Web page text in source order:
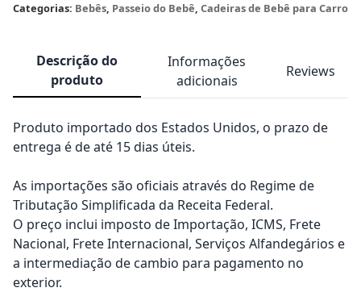
Categorias: Bebês, Passeio do Bebê, Cadeiras de Bebê para Carro
Descrição do
produto
Informações
adicionais
Reviews
Produto importado dos Estados Unidos, o prazo de
entrega é de até 15 dias úteis.
As importações são oficiais através do Regime de
Tributação Simplificada da Receita Federal.
O preço inclui imposto de Importação, ICMS, Frete
Nacional, Frete Internacional, Serviços Alfandegários e
a intermediação de cambio para pagamento no
exterior.